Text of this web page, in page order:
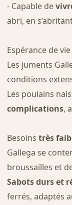
- Capable de
abri, en
Espérance de
Les juments
conditions
Les poulains
complications,
Besoins très
Gallega se
broussailles et
Sabots durs et
ferrés, adaptés